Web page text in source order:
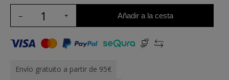
Añadir a la cesta
Envío gratuito a partir de 95€